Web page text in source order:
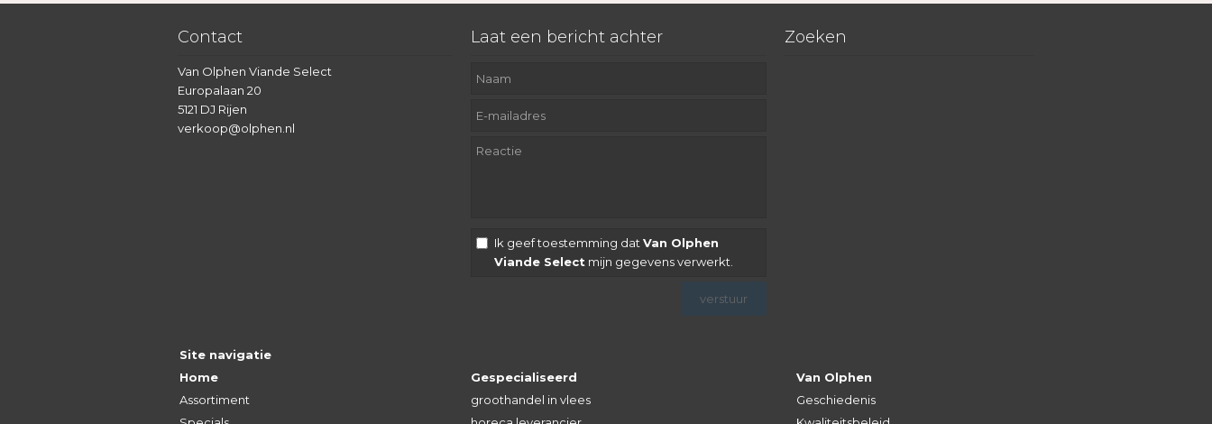
Contact
Van Olphen Viande Select
Europalaan 20
5121 DJ Rijen
verkoop@olphen.nl
Laat een bericht achter
Ik geef toestemming dat Van Olphen
Viande Select mijn gegevens verwerkt.
Zoeken
Site navigatie
Home
Gespecialiseerd
Van Olphen
Assortiment
groothandel in vlees
Geschiedenis